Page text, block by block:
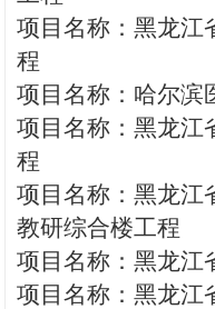
项目名称：黑龙江
程
项目名称：哈尔滨
项目名称：黑龙江
程
项目名称：黑龙江
教研综合楼工程
项目名称：黑龙江
项目名称：黑龙江